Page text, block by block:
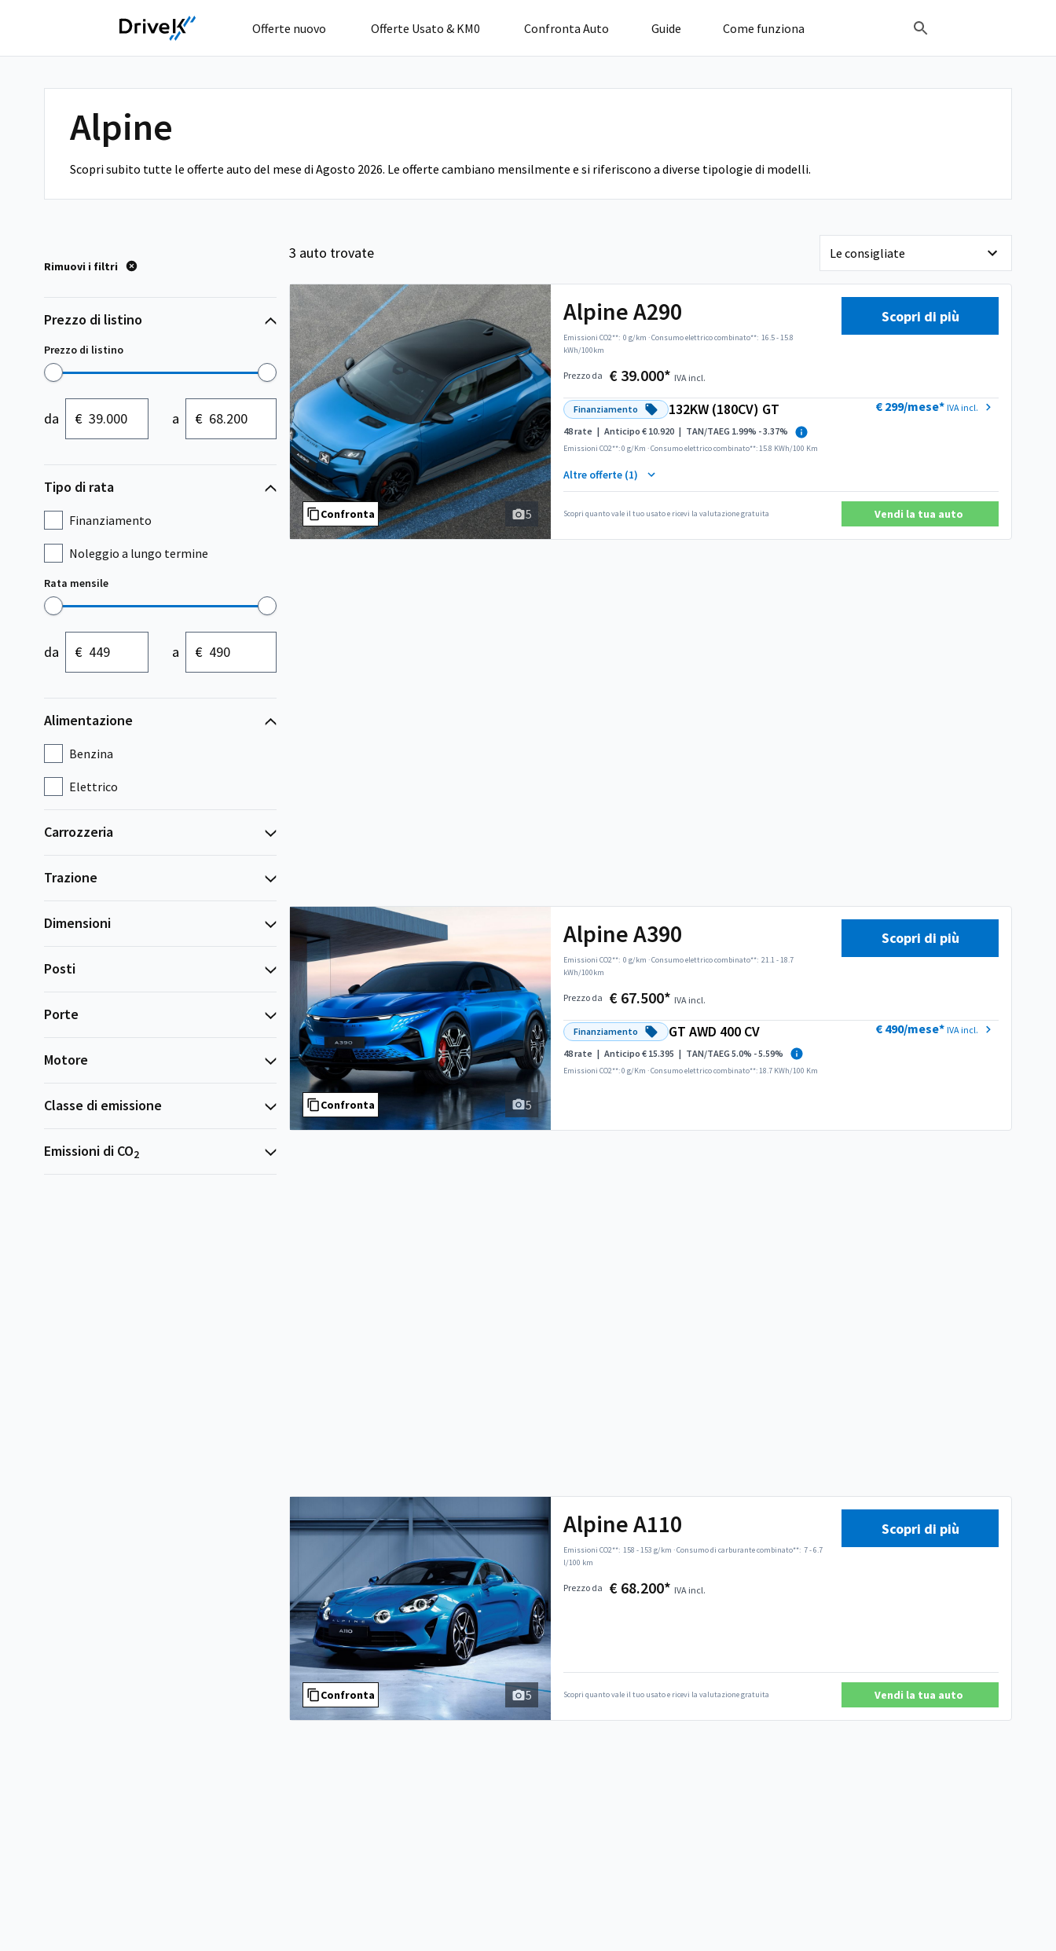
Offerte nuovo Offerte Usato & KM0 Confronta Auto Guide Come funziona
Alpine
Scopri subito tutte le offerte auto del mese di Agosto 2026. Le offerte cambiano mensilmente e si riferiscono a diverse tipologie di modelli.
Rimuovi i filtri
Prezzo di listino
Prezzo di listino
da € a €
Tipo di rata
Finanziamento
Noleggio a lungo termine
Rata mensile
da € a €
Alimentazione
Benzina
Elettrico
Carrozzeria
Trazione
Dimensioni
Posti
Porte
Motore
Classe di emissione
Emissioni di CO2
3 auto trovate
Confronta 5
Alpine A290
Emissioni CO2**: 0 g/km ·Consumo elettrico combinato**: 16.5 - 15.8
kWh/100km
Prezzo da € 39.000* IVA incl.
Scopri di più
Finanziamento 132KW (180CV) GT
48 rate | Anticipo € 10.920 | TAN/TAEG 1.99% - 3.37%
Emissioni CO2**: 0 g/Km ·Consumo elettrico combinato**: 15.8 KWh/100 Km
€ 299/mese* IVA incl.
Altre offerte (1)
Scopri quanto vale il tuo usato e ricevi la valutazione gratuita Vendi la tua auto
Confronta 5
Alpine A390
Emissioni CO2**: 0 g/km ·Consumo elettrico combinato**: 21.1 - 18.7
kWh/100km
Prezzo da € 67.500* IVA incl.
Scopri di più
Finanziamento GT AWD 400 CV
48 rate | Anticipo € 15.395 | TAN/TAEG 5.0% - 5.59%
Emissioni CO2**: 0 g/Km ·Consumo elettrico combinato**: 18.7 KWh/100 Km
€ 490/mese* IVA incl.
Confronta 5
Alpine A110
Emissioni CO2**: 158 - 153 g/km ·Consumo di carburante combinato**: 7 - 6.7
l/100 km
Prezzo da € 68.200* IVA incl.
Scopri di più
Scopri quanto vale il tuo usato e ricevi la valutazione gratuita Vendi la tua auto